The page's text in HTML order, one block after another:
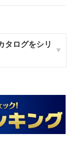
タログをシリ